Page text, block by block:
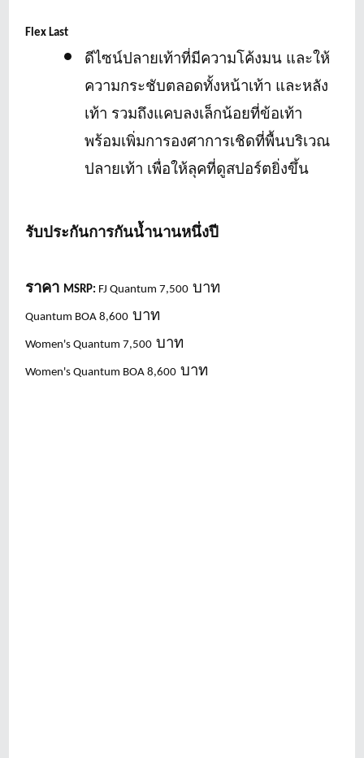
Flex Last
ดีไซน์ปลายเท้าที่มีความโค้งมน และให้
ความกระชับตลอดทั้งหน้าเท้า และหลัง
เท้า รวมถึงแคบลงเล็กน้อยที่ข้อเท้า
พร้อมเพิ่มการองศาการเชิดที่พื้นบริเวณ
ปลายเท้า เพื่อให้ลุคที่ดูสปอร์ตยิ่งขึ้น
รับประกันการกันน้ำนานหนึ่งปี
ราคา MSRP: FJ Quantum 7,500 บาท
Quantum BOA 8,600 บาท
Women's Quantum 7,500 บาท
Women's Quantum BOA 8,600 บาท